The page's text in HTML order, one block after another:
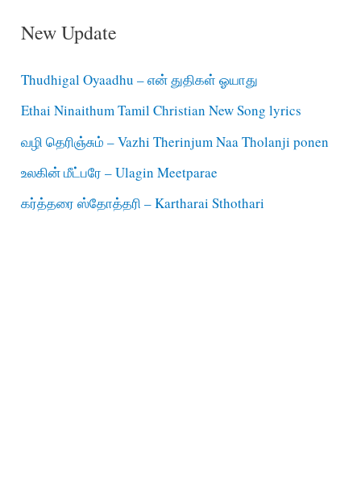
New Update
Thudhigal Oyaadhu – என் துதிகள் ஓயாது
Ethai Ninaithum Tamil Christian New Song lyrics
வழி தெரிஞ்சும் – Vazhi Therinjum Naa Tholanji ponen
உலகின் மீட்பரே – Ulagin Meetparae
கர்த்தரை ஸ்தோத்தரி – Kartharai Sthothari